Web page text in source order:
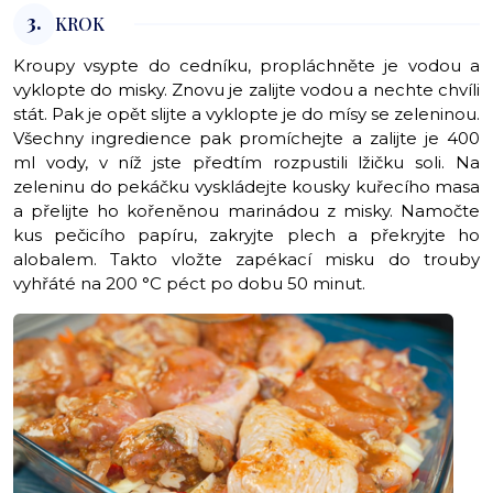
3. KROK
Kroupy vsypte do cedníku, propláchněte je vodou a
vyklopte do misky. Znovu je zalijte vodou a nechte chvíli
stát. Pak je opět slijte a vyklopte je do mísy se zeleninou.
Všechny ingredience pak promíchejte a zalijte je 400
ml vody, v níž jste předtím rozpustili lžičku soli. Na
zeleninu do pekáčku vyskládejte kousky kuřecího masa
a přelijte ho kořeněnou marinádou z misky. Namočte
kus pečicího papíru, zakryjte plech a překryjte ho
alobalem. Takto vložte zapékací misku do trouby
vyhřáté na 200 °C péct po dobu 50 minut.